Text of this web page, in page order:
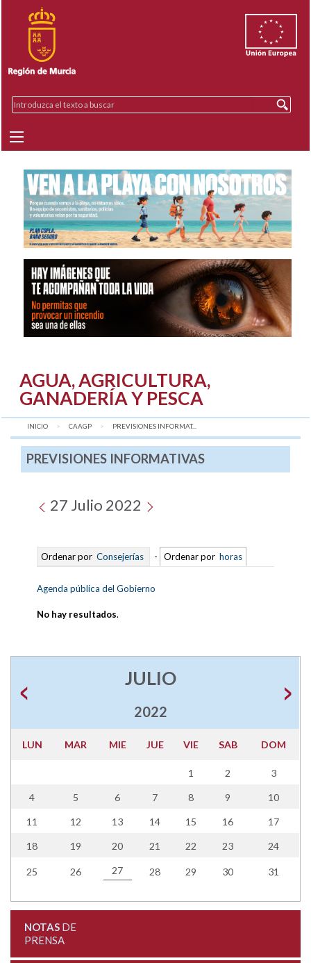
AGUA, AGRICULTURA,
GANADERÍA Y PESCA
INICIO CAAGP AQUÍ:
PREVISIONES INFORMAT...
PREVISIONES INFORMATIVAS
27 Julio 2022
Ordenar por Consejerías - Ordenar por horas
Agenda pública del Gobierno
No hay resultados.
JULIO
2022
LUN MAR MIE JUE VIE SAB DOM
1 2 3
4 5 6 7 8 9 10
11 12 13 14 15 16 17
18 19 20 21 22 23 24
25 26 27 28 29 30 31
NOTASDE
PRENSA